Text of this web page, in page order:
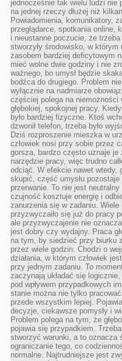
jednocześnie tak wielu ludzi nie
na jednej rzeczy dłużej niż
Powiadomienia, komunikatory,
przeglądarce, spotkania online,
i nieustanne poczucie, że
stworzyły środowisko, w którym
zasobem bardziej deficytowym
mieć wolne dwie godziny i nie
ważnego, bo umysł będzie
bodźca do drugiego. Problem
wyłącznie na nadmiarze
częściej polega na niemożności
głębokiej, spokojnej pracy.
było bardziej fizyczne. Ktoś
dzwonił telefon, trzeba było
Dziś rozproszenie mieszka w
człowiek nosi przy sobie przez
gorsza, bardzo często uznaje je
narzędzie pracy, więc trudno
odciąć. W efekcie nawet wtedy,
skupić, część umysłu
przerwanie. To nie jest
czujność kosztuje energię i
zanurzenia się w zadaniu. Wiele
przyzwyczaiło się już do pracy
ale przyzwyczajenie nie
jest dobry czy wydajny. Praca
na tym, by siedzieć przy biurku
przez wiele godzin. Chodzi o
działania, w którym człowiek
przy jednym zadaniu. To
zaczynają układać się
pod wpływem przypadkowych
stanie można nie tylko
przede wszystkim lepiej.
decyzje, ciekawsze pomysły i
Problem polega na tym, że
pojawia się przypadkiem.
stworzyć warunki, a to oznacza
ograniczanie tego, co
normalne. Najtrudniejsze jest